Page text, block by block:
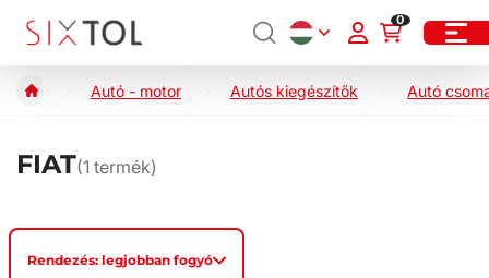
0
Autó - motor Autós kiegészítők Autó
FIAT(1 termék)
Rendezés: legjobban fogyó